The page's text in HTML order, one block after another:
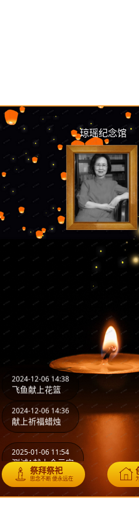
琼瑶纪念馆
祭拜祭祀
思念不断 便永远在
测试1献上金元宝
测试1献上爱心蜡烛
飞鱼献上常青树
2024-12-06 14:38
飞鱼献上花篮
2024-12-06 14:36
献上祈福蜡烛
2025-01-06 11:54
测试1献上金元宝
2025-01-06 11:54